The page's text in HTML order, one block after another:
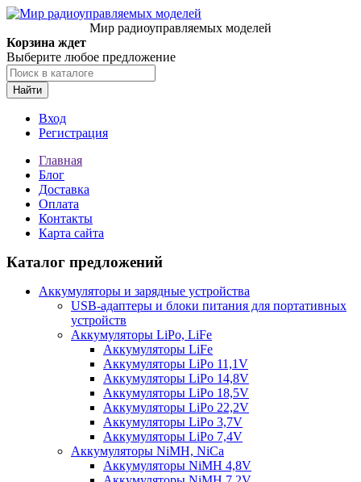
Мир радиоуправляемых моделей
Корзина ждет
Выберите любое предложение
Найти
Вход
Регистрация
Главная
Блог
Доставка
Оплата
Контакты
Карта сайта
Каталог предложений
Аккумуляторы и зарядные устройства
USB-адаптеры и блоки питания для портативных
устройств
Аккумуляторы LiPo, LiFe
Аккумуляторы LiFe
Аккумуляторы LiPo 11,1V
Аккумуляторы LiPo 14,8V
Аккумуляторы LiPo 18,5V
Аккумуляторы LiPo 22,2V
Аккумуляторы LiPo 3,7V
Аккумуляторы LiPo 7,4V
Аккумуляторы NiMH, NiCa
Аккумуляторы NiMH 4,8V